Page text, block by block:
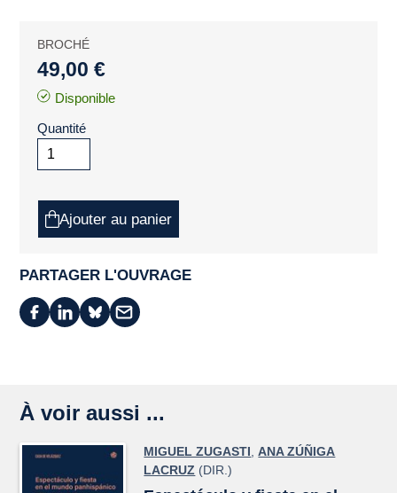
BROCHÉ
49,00 €
Disponible
Quantité
Ajouter au panier
PARTAGER L'OUVRAGE
À voir aussi ...
MIGUEL ZUGASTI ,ANA ZÚÑIGA
LACRUZ (DIR.)